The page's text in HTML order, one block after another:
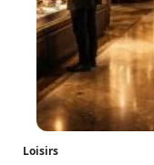
Loisirs